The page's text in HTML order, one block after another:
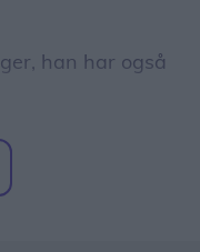
han har også
sin helt egen
squash,